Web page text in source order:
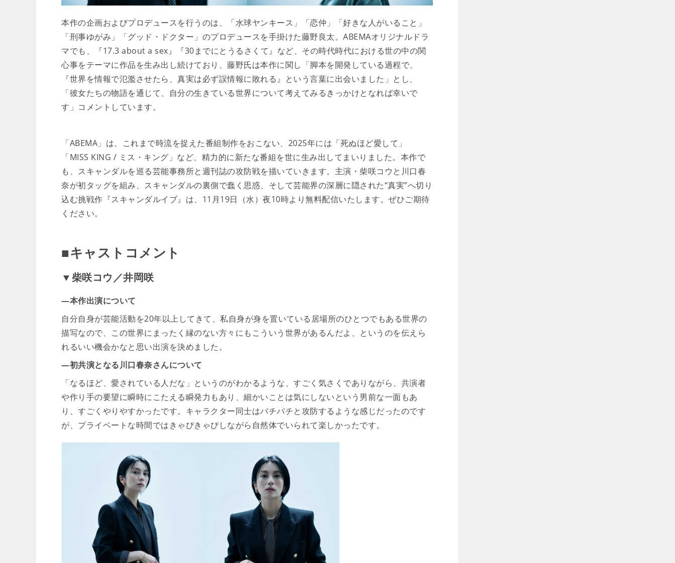
本作の企画およびプロデュースを行うのは、「水球ヤンキース」「恋仲」「好きな人がいること」
「刑事ゆがみ」「グッド・ドクター」のプロデュースを手掛けた藤野良太。ABEMAオリジナルドラ
マでも、『17.3 about a sex』『30までにとうるさくて』など、その時代時代における世の中の関
心事をテーマに作品を生み出し続けており、藤野氏は本作に関し「脚本を開発している過程で、
『世界を情報で氾濫させたら、真実は必ず誤情報に敗れる』という言葉に出会いました」とし、
「彼女たちの物語を通じて、自分の生きている世界について考えてみるきっかけとなれば幸いで
す」コメントしています。
「ABEMA」は、これまで時流を捉えた番組制作をおこない、2025年には「死ぬほど愛して」
「MISS KING / ミス・キング」など、精力的に新たな番組を世に生み出してまいりました。本作で
も、スキャンダルを巡る芸能事務所と週刊誌の攻防戦を描いていきます。主演・柴咲コウと川口春
奈が初タッグを組み、スキャンダルの裏側で蠢く思惑、そして芸能界の深層に隠された“真実”へ切り
込む挑戦作『スキャンダルイブ』は、11月19日（水）夜10時より無料配信いたします。ぜひご期待
ください。
■キャストコメント
▼柴咲コウ／井岡咲
―本作出演について
自分自身が芸能活動を20年以上してきて、私自身が身を置いている居場所のひとつでもある世界の
描写なので、この世界にまったく縁のない方々にもこういう世界があるんだよ、というのを伝えら
れるいい機会かなと思い出演を決めました。
―初共演となる川口春奈さんについて
「なるほど、愛されている人だな」というのがわかるような、すごく気さくでありながら、共演者
や作り手の要望に瞬時にこたえる瞬発力もあり、細かいことは気にしないという男前な一面もあ
り、すごくやりやすかったです。キャラクター同士はバチバチと攻防するような感じだったのです
が、プライベートな時間ではきゃぴきゃぴしながら自然体でいられて楽しかったです。